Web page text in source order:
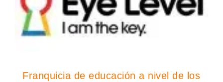
Franquicia de educación a nivel de los